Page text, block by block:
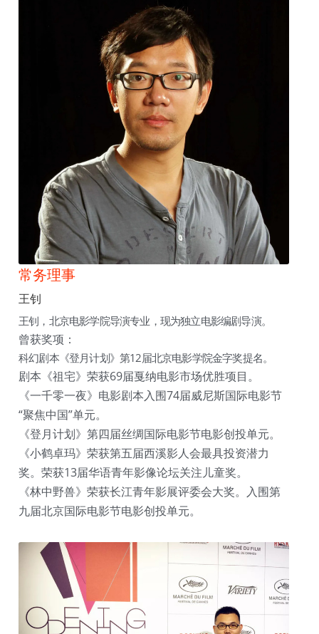
常务理事
王钊
王钊，北京电影学院导演专业，现为独立电影编剧导演。
曾获奖项：
科幻剧本《登月计划》第12届北京电影学院金字奖提名。
剧本《祖宅》荣获69届戛纳电影市场优胜项目。
《一千零一夜》电影剧本入围74届威尼斯国际电影节
“聚焦中国”单元。
《登月计划》第四届丝绸国际电影节电影创投单元。
《小鹤卓玛》荣获第五届西溪影人会最具投资潜力
奖。荣获13届华语青年影像论坛关注儿童奖。
《林中野兽》荣获长江青年影展评委会大奖。入围第
九届北京国际电影节电影创投单元。